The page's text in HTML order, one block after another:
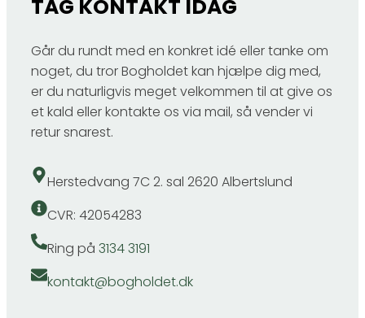
TAG KONTAKT IDAG
Går du rundt med en konkret idé eller tanke om
noget, du tror Bogholdet kan hjælpe dig med,
er du naturligvis meget velkommen til at give os
et kald eller kontakte os via mail, så vender vi
retur snarest.​
Herstedvang 7C 2. sal 2620 Albertslund
CVR: 42054283
Ring på 3134 3191
kontakt@bogholdet.dk